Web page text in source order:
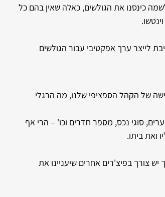
כינסנו את הגולשים, כאלה שאין בהם כל
לייצר ערך אפקטיבי עבור הגולשים
של הקהל הספציפי שלנו, מה הרגלי
לפי ערים, סוגי נכס, מספר חדרים וכו' – הרי אף
ואת ביתו.
צורך בפיצ'רים אחרים שיעניינו את